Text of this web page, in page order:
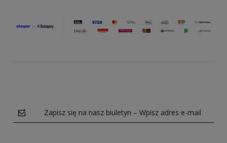
Zapisz się na nasz biuletyn – Wpisz adres e-mail